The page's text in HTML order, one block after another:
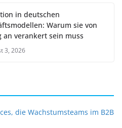
in deutschen
Warum sie von
an verankert sein muss
3, 2026
die Wachstumsteams im B2B